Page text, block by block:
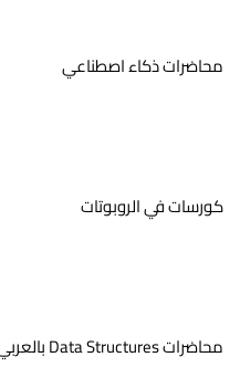
محاضرات ذكاء اصطناعي
كورسات في الروبوتات
محاضرات Data Structures بالعربي